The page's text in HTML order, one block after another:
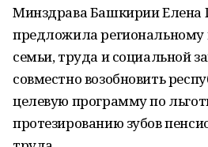
Минздрава Башкирии Елена
предложила региональному
семьи, труда и социальной
совместно возобновить
целевую программу по
протезированию зубов